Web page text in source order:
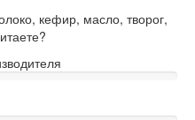
кефир, масло, творог,